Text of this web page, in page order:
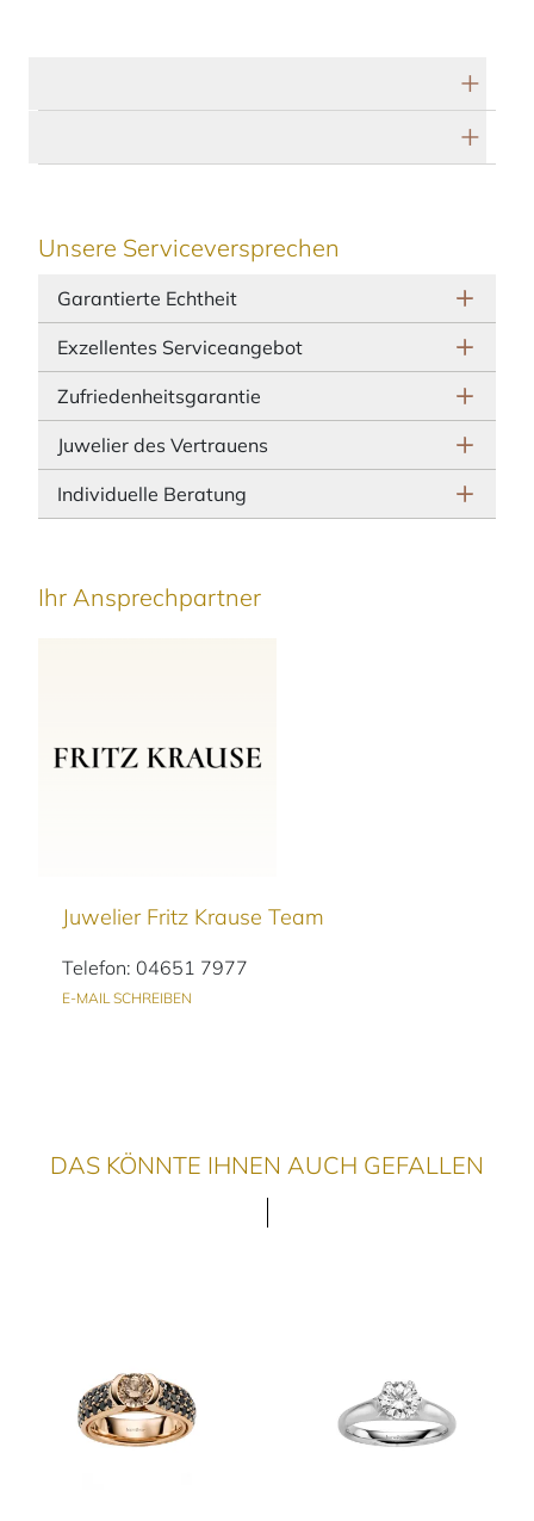
Ihr Ansprechpartner
Juwelier Fritz Krause Team
Telefon: 04651 7977
E-MAIL SCHREIBEN
Unsere Serviceversprechen
Garantierte Echtheit
Exzellentes Serviceangebot
Zufriedenheitsgarantie
Juwelier des Vertrauens
Individuelle Beratung
DAS KÖNNTE IHNEN AUCH GEFALLEN